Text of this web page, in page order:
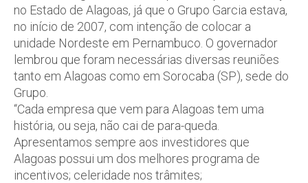
no Estado de Alagoas, já que o Grupo Garcia estava,
no início de 2007, com intenção de colocar a
unidade Nordeste em Pernambuco. O governador
lembrou que foram necessárias diversas reuniões
tanto em Alagoas como em Sorocaba (SP), sede do
Grupo.
“Cada empresa que vem para Alagoas tem uma
história, ou seja, não cai de para-queda.
Apresentamos sempre aos investidores que
Alagoas possui um dos melhores programa de
incentivos; celeridade nos trâmites;